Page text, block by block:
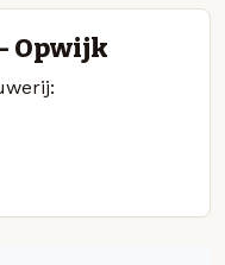
Opwijk